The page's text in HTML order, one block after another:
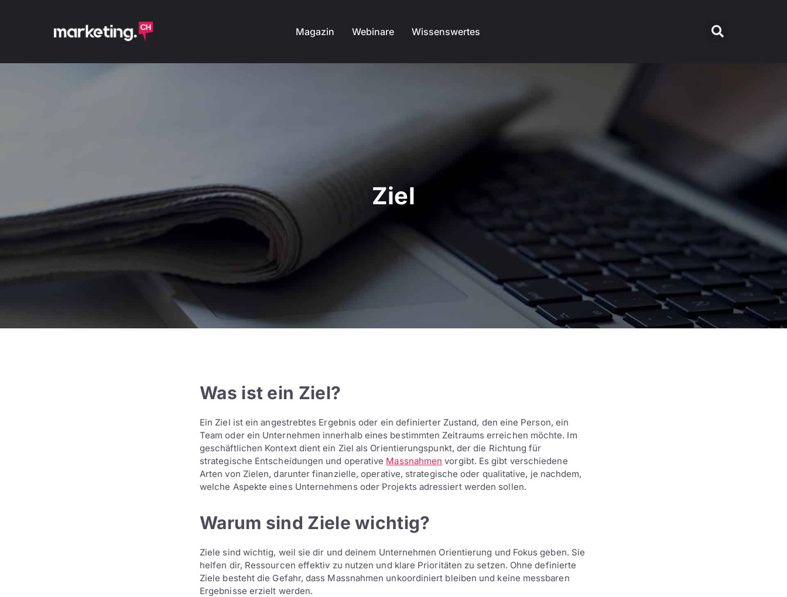
Magazin Webinare Wissenswertes
Ziel
Was ist ein Ziel?
Ein Ziel ist ein angestrebtes Ergebnis oder ein definierter Zustand, den eine Person, ein
Team oder ein Unternehmen innerhalb eines bestimmten Zeitraums erreichen möchte. Im
geschäftlichen Kontext dient ein Ziel als Orientierungspunkt, der die Richtung für
strategische Entscheidungen und operative Massnahmen vorgibt. Es gibt verschiedene
Arten von Zielen, darunter finanzielle, operative, strategische oder qualitative, je nachdem,
welche Aspekte eines Unternehmens oder Projekts adressiert werden sollen.
Warum sind Ziele wichtig?
Ziele sind wichtig, weil sie dir und deinem Unternehmen Orientierung und Fokus geben. Sie
helfen dir, Ressourcen effektiv zu nutzen und klare Prioritäten zu setzen. Ohne definierte
Ziele besteht die Gefahr, dass Massnahmen unkoordiniert bleiben und keine messbaren
Ergebnisse erzielt werden.